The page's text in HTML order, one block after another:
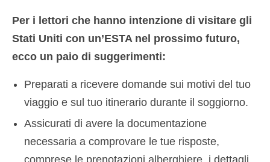
Per i lettori che hanno intenzione di visitare gli
Stati Uniti con un’ESTA nel prossimo futuro,
ecco un paio di suggerimenti:
Preparati a ricevere domande sui motivi del tuo
viaggio e sul tuo itinerario durante il soggiorno.
Assicurati di avere la documentazione
necessaria a comprovare le tue risposte,